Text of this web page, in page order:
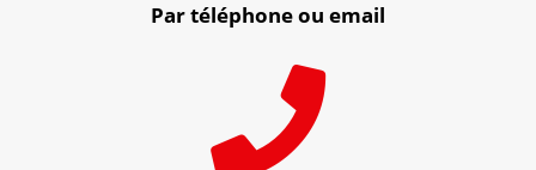
Par téléphone ou email
